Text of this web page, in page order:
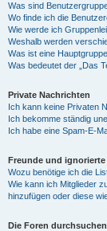
Was sind
Wo finde ich die
Wie werde ich
Weshalb werden
Was ist eine
Was bedeutet der „Das
Private Nachrichten
Ich kann keine Privaten
Ich bekomme ständig
Ich habe eine Spam-E-
Freunde und
Wozu benötige ich die
Wie kann ich Mitglieder
hinzufügen oder diese
Die Foren durchsuchen